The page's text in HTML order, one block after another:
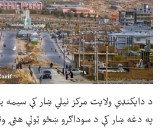
د دایکنډي ولایت مرکز نیلي ښار کې سیمه
په دغه ښار کې د سوداګرو ښځو ټولې هټۍ